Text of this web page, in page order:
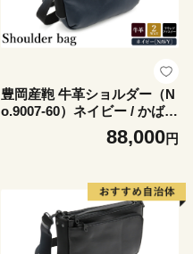
豊岡産鞄 牛革ショルダー（N
o.9007-60）ネイビー / かばん
88,000円